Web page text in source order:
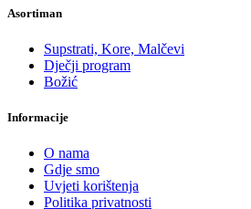
Asortiman
Supstrati, Kore, Malčevi
Dječji program
Božić
Informacije
O nama
Gdje smo
Uvjeti korištenja
Politika privatnosti